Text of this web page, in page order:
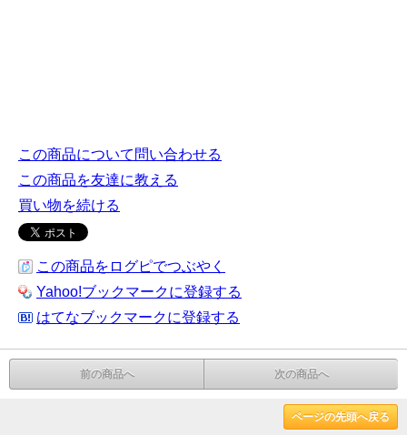
この商品について問い合わせる
この商品を友達に教える
買い物を続ける
この商品をログピでつぶやく
Yahoo!ブックマークに登録する
はてなブックマークに登録する
前の商品へ 次の商品へ
ページの先頭へ戻る